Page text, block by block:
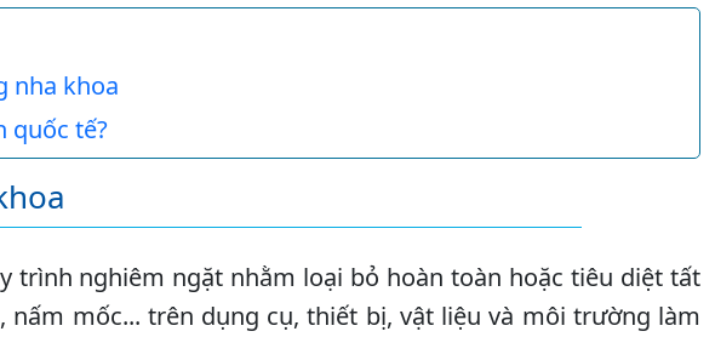
nha khoa
quốc tế?
trình nghiêm ngặt nhằm loại bỏ hoàn toàn hoặc tiêu diệt tất
nấm mốc... trên dụng cụ, thiết bị, vật liệu và môi trường làm